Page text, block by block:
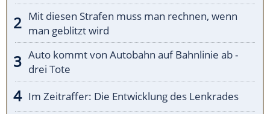
Mit diesen Strafen muss man rechnen, wenn
man geblitzt wird
Auto kommt von Autobahn auf Bahnlinie ab -
drei Tote
Im Zeitraffer: Die Entwicklung des Lenkrades